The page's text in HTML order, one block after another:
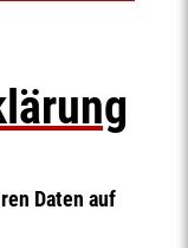
Daten auf